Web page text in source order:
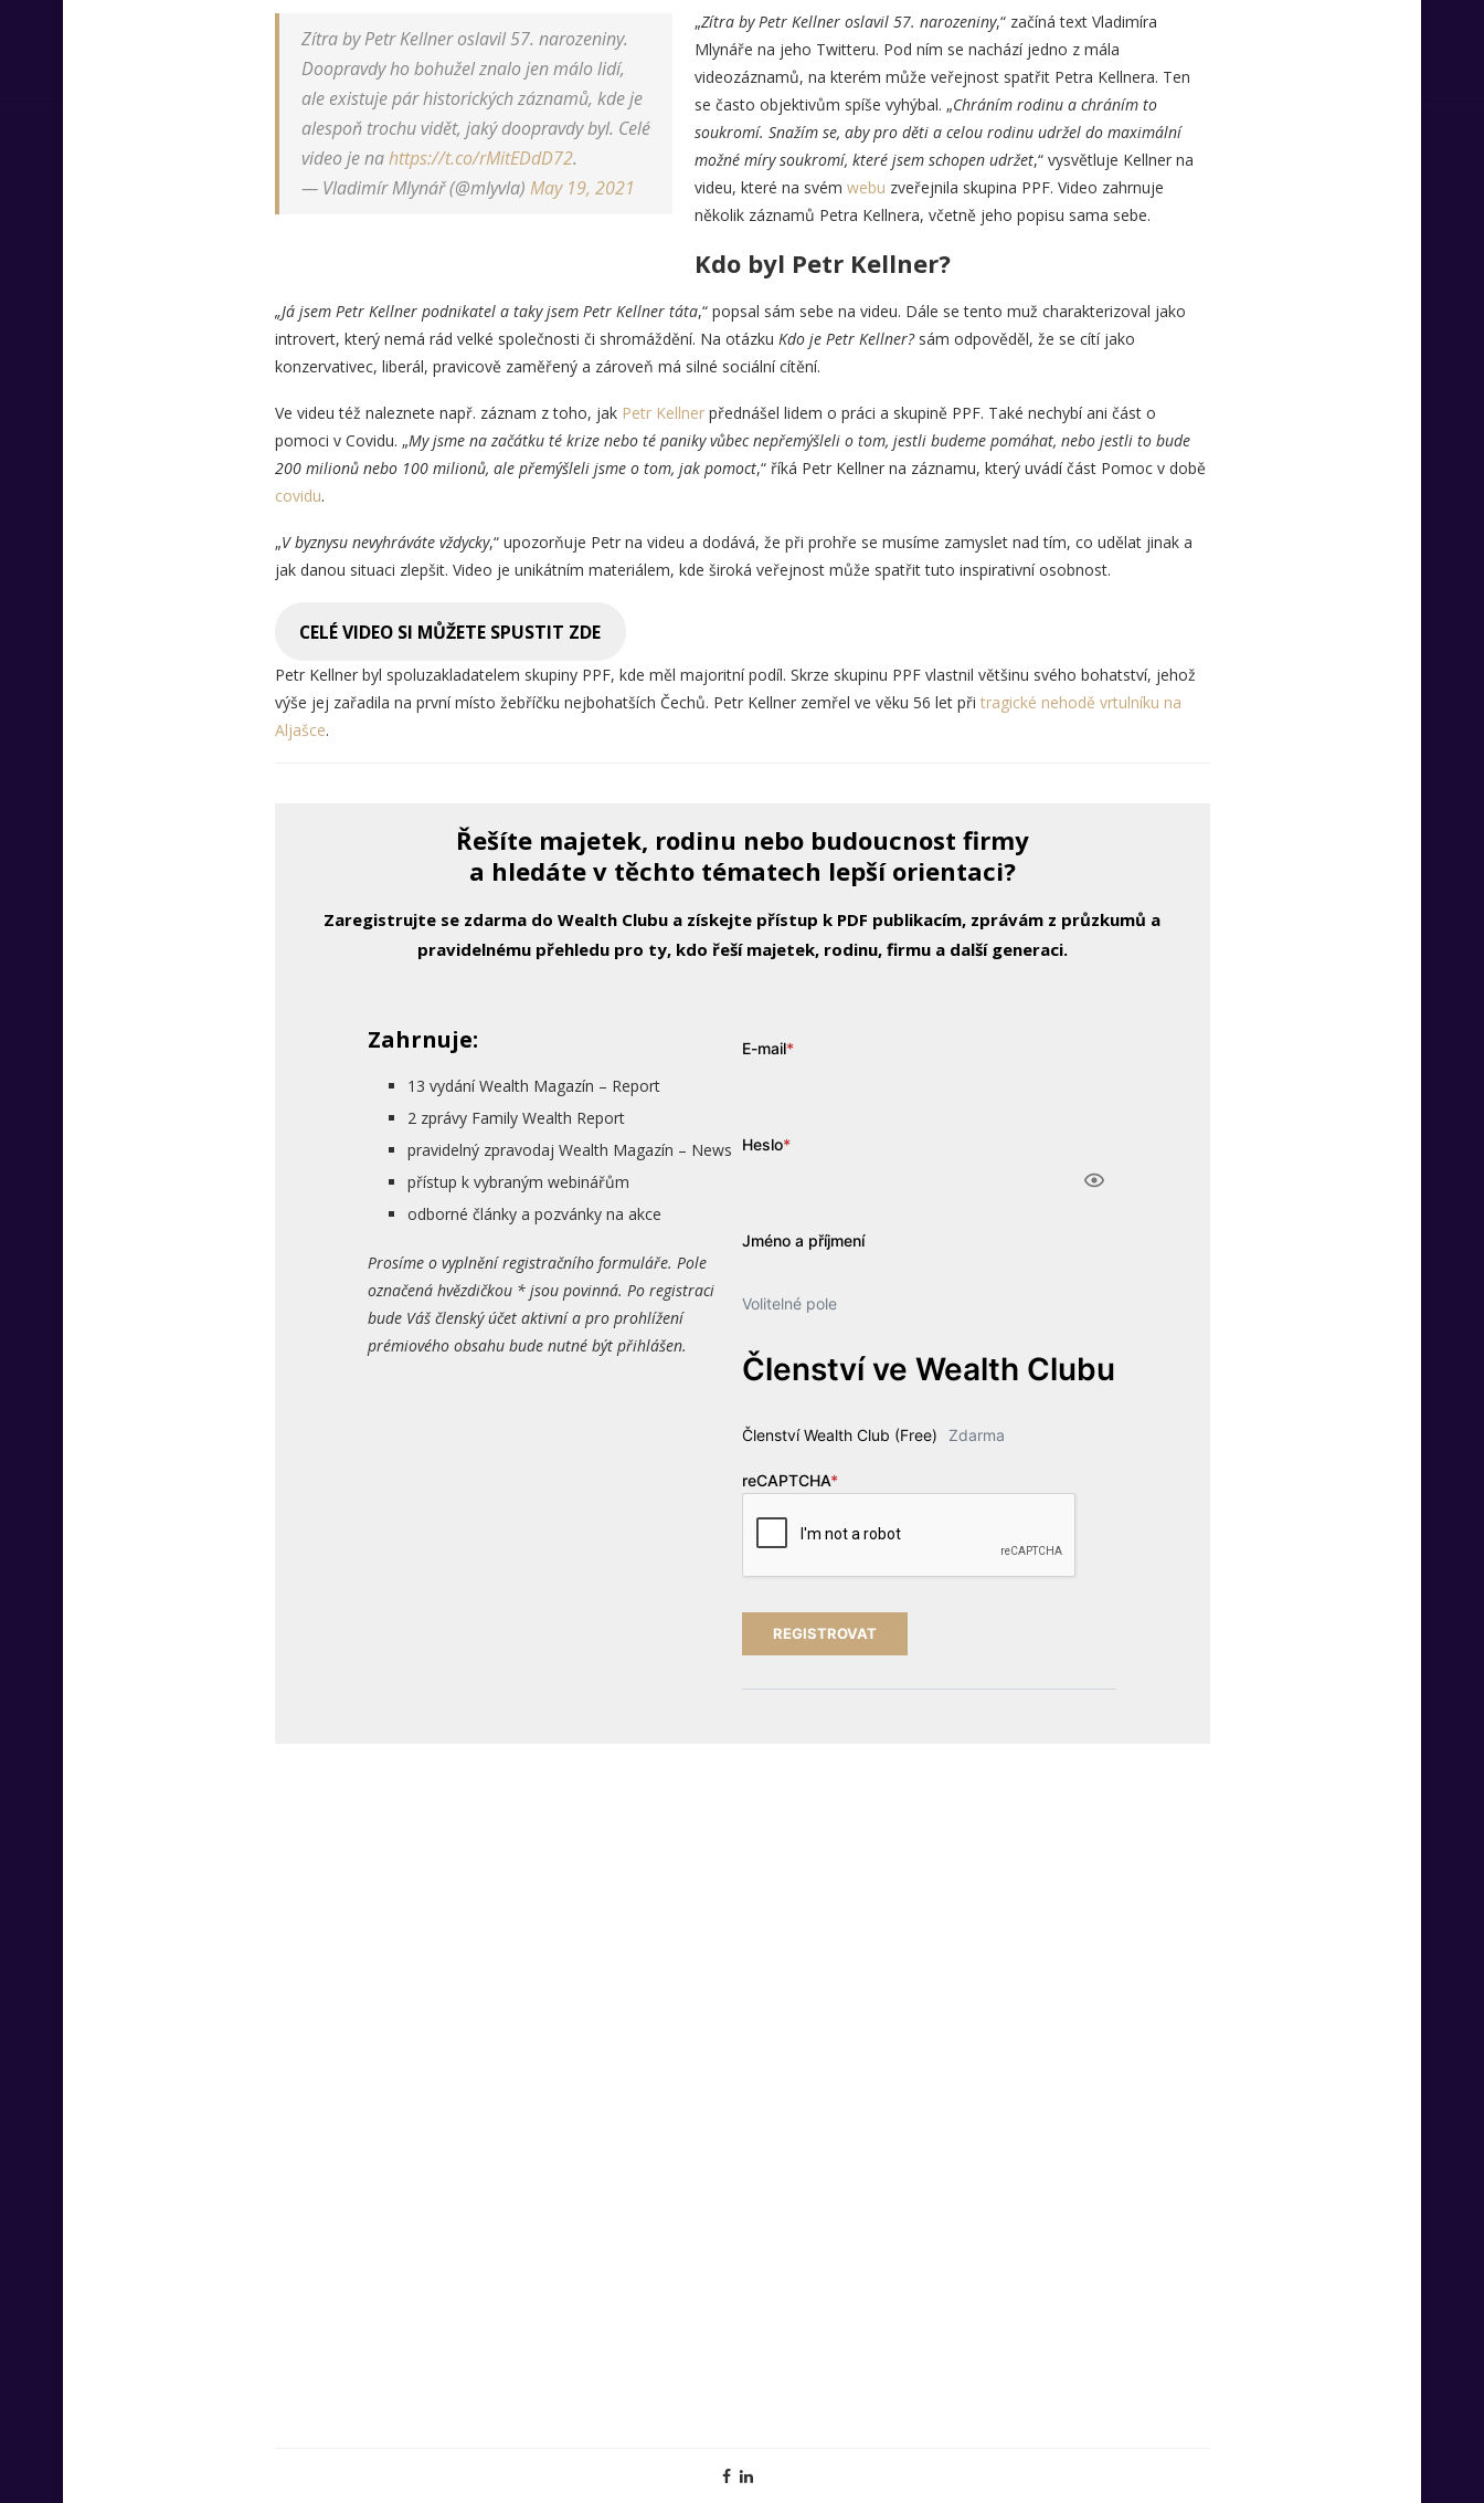
Zítra by Petr Kellner oslavil 57. narozeniny.
Doopravdy ho bohužel znalo jen málo lidí,
ale existuje pár historických záznamů, kde je
alespoň trochu vidět, jaký doopravdy byl. Celé
video je nahttps://t.co/rMitEDdD72.
— Vladimír Mlynář (@mlyvla) May 19, 2021
„Zítra by Petr Kellner oslavil 57. narozeniny,“ začíná text Vladimíra
Mlynáře na jeho Twitteru. Pod ním se nachází jedno z mála
videozáznamů, na kterém může veřejnost spatřit Petra Kellnera. Ten
se často objektivům spíše vyhýbal. „Chráním rodinu a chráním to
soukromí. Snažím se, aby pro děti a celou rodinu udržel do maximální
možné míry soukromí, které jsem schopen udržet,“ vysvětluje Kellner na
videu, které na svém webu zveřejnila skupina PPF. Video zahrnuje
několik záznamů Petra Kellnera, včetně jeho popisu sama sebe.
Kdo byl Petr Kellner?
„Já jsem Petr Kellner podnikatel a taky jsem Petr Kellner táta,“ popsal sám sebe na videu. Dále se tento muž charakterizoval jako
introvert, který nemá rád velké společnosti či shromáždění. Na otázku Kdo je Petr Kellner?sám odpověděl, že se cítí jako
konzervativec, liberál, pravicově zaměřený a zároveň má silné sociální cítění.
Ve videu též naleznete např. záznam z toho, jak Petr Kellnerpřednášel lidem o práci a skupině PPF. Také nechybí ani část o
pomoci v Covidu. „My jsme na začátku té krize nebo té paniky vůbec nepřemýšleli o tom, jestli budeme pomáhat, nebo jestli to bude
200 milionů nebo 100 milionů, ale přemýšleli jsme o tom, jak pomoct,“ říká Petr Kellner na záznamu, který uvádí část Pomoc v době
covidu.
„V byznysu nevyhráváte vždycky,“ upozorňuje Petr na videu a dodává, že při prohře se musíme zamyslet nad tím, co udělat jinak a
jak danou situaci zlepšit. Video je unikátním materiálem, kde široká veřejnost může spatřit tuto inspirativní osobnost.
CELÉ VIDEO SI MŮŽETE SPUSTIT ZDE
Petr Kellner byl spoluzakladatelem skupiny PPF, kde měl majoritní podíl. Skrze skupinu PPF vlastnil většinu svého bohatství, jehož
výše jej zařadila na první místo žebříčku nejbohatších Čechů. Petr Kellner zemřel ve věku 56 let při tragické nehodě vrtulníku na
Aljašce.
Řešíte majetek, rodinu nebo budoucnost firmy
a hledáte v těchto tématech lepší orientaci?
Zaregistrujte se zdarma do Wealth Clubu a získejte přístup k PDF publikacím, zprávám z průzkumů a
pravidelnému přehledu pro ty, kdo řeší majetek, rodinu, firmu a další generaci.
Zahrnuje:
13 vydání Wealth Magazín – Report
2 zprávy Family Wealth Report
pravidelný zpravodaj Wealth Magazín – News
přístup k vybraným webinářům
odborné články a pozvánky na akce
Prosíme o vyplnění registračního formuláře. Pole
označená hvězdičkou * jsou povinná. Po registraci
bude Váš členský účet aktivní a pro prohlížení
prémiového obsahu bude nutné být přihlášen.
E-mail*
Heslo*
Jméno a příjmení
Volitelné pole
Členství ve Wealth Clubu
Členství Wealth Club (Free) Zdarma
reCAPTCHA*